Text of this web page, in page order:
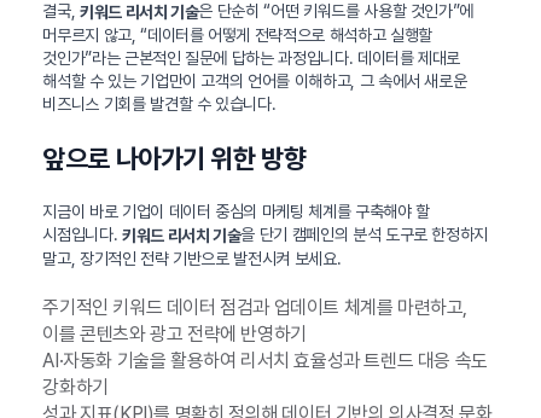
결국, 키워드 리서치 기술은 단순히 “어떤 키워드를 사용할 것인가”에
머무르지 않고, “데이터를 어떻게 전략적으로 해석하고 실행할
것인가”라는 근본적인 질문에 답하는 과정입니다. 데이터를 제대로
해석할 수 있는 기업만이 고객의 언어를 이해하고, 그 속에서 새로운
비즈니스 기회를 발견할 수 있습니다.
앞으로 나아가기 위한 방향
지금이 바로 기업이 데이터 중심의 마케팅 체계를 구축해야 할
시점입니다. 키워드 리서치 기술을 단기 캠페인의 분석 도구로 한정하지
말고, 장기적인 전략 기반으로 발전시켜 보세요.
주기적인 키워드 데이터 점검과 업데이트 체계를 마련하고,
이를 콘텐츠와 광고 전략에 반영하기
AI·자동화 기술을 활용하여 리서치 효율성과 트렌드 대응 속도
강화하기
성과 지표(KPI)를 명확히 정의해 데이터 기반의 의사결정 문화